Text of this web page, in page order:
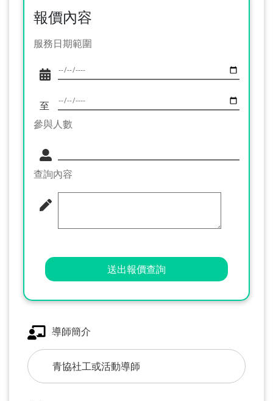
報價內容
服務日期範圍
至
參與人數
查詢內容
送出報價查詢
導師簡介
青協社工或活動導師